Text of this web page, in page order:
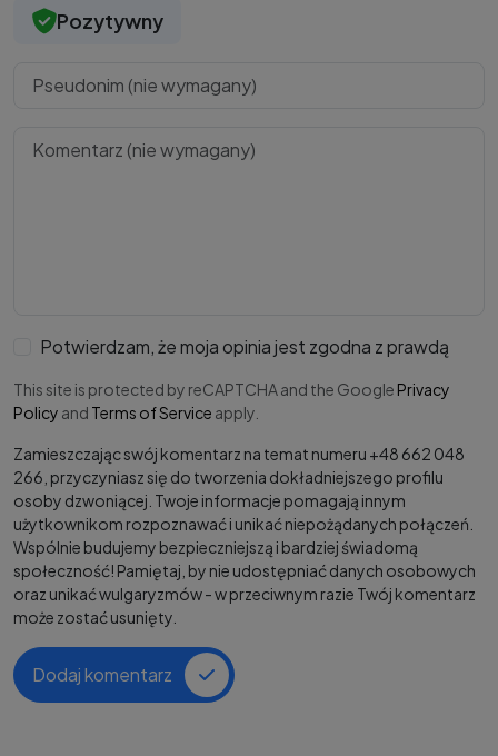
Pozytywny
Potwierdzam, że moja opinia jest zgodna z prawdą
This site is protected by reCAPTCHA and the Google Privacy
Policy and Terms of Service apply.
Zamieszczając swój komentarz na temat numeru +48 662 048
266, przyczyniasz się do tworzenia dokładniejszego profilu
osoby dzwoniącej. Twoje informacje pomagają innym
użytkownikom rozpoznawać i unikać niepożądanych połączeń.
Wspólnie budujemy bezpieczniejszą i bardziej świadomą
społeczność! Pamiętaj, by nie udostępniać danych osobowych
oraz unikać wulgaryzmów - w przeciwnym razie Twój komentarz
może zostać usunięty.
Dodaj komentarz